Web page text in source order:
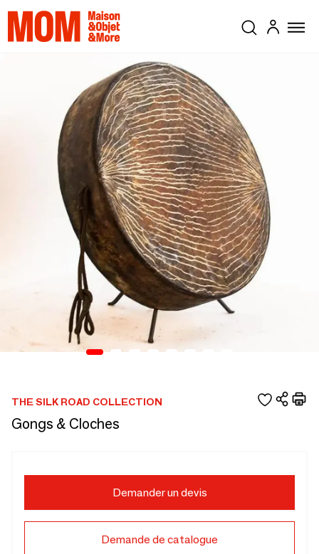
THE SILK ROAD COLLECTION
Gongs & Cloches
Demander un devis
Demande de catalogue